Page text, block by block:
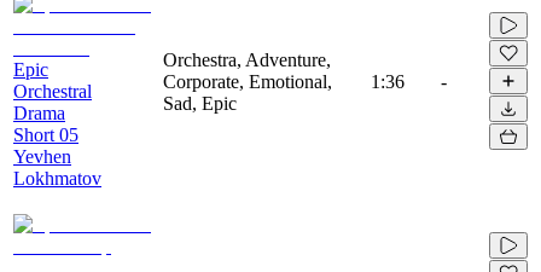
Epic
Orchestral
Drama
Short 05
Yevhen
Lokhmatov
Orchestra, Adventure,
Corporate, Emotional,
Sad, Epic
1:36 -